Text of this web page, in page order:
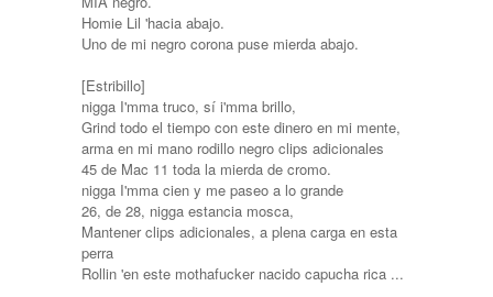
Homie Lil 'hacia abajo.
Uno de mi negro corona puse mierda abajo.
[Estribillo]
nigga I'mma truco, sí i'mma brillo,
Grind todo el tiempo con este dinero en mi mente,
arma en mi mano rodillo negro clips adicionales
45 de Mac 11 toda la mierda de cromo.
nigga I'mma cien y me paseo a lo grande
26, de 28, nigga estancia mosca,
Mantener clips adicionales, a plena carga en esta
perra
Rollin 'en este mothafucker nacido capucha rica ...